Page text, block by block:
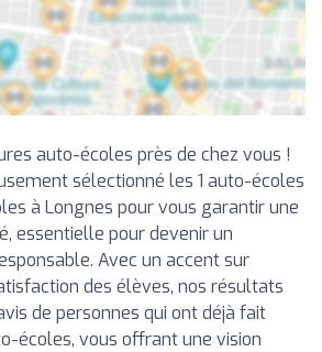
auto-écoles près de chez vous !
sélectionné les 1 auto-écoles
à Longnes pour vous garantir une
essentielle pour devenir un
Avec un accent sur
des élèves, nos résultats
de personnes qui ont déjà fait
écoles, vous offrant une vision